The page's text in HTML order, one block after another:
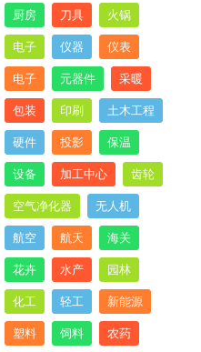
厨房 刀具 火锅
电子 仪器 仪表
电子 元器件 采暖
包装 印刷 土木工程
硬件 投影 保温
设备 加工中心 齿轮
空气净化器 无人机
航空 航天 海关
花卉 水产 园林
化工 轻工 新能源
塑料 饲料 农药